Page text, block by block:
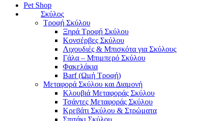
Pet Shop
Σκύλος
Τροφή Σκύλου
Ξηρά Τροφή Σκύλου
Κονσέρβες Σκύλου
Λιχουδιές & Μπισκότα για Σκύλους
Γάλα – Μπιμπερό Σκύλου
Φακελάκια
Barf (Ωμή Τροφή)
Μεταφορά Σκύλου και Διαμονή
Κλουβιά Μεταφοράς Σκύλου
Τσάντες Μεταφοράς Σκύλου
Κρεβάτι Σκύλου & Στρώματα
Σπιτάκι Σκύλου